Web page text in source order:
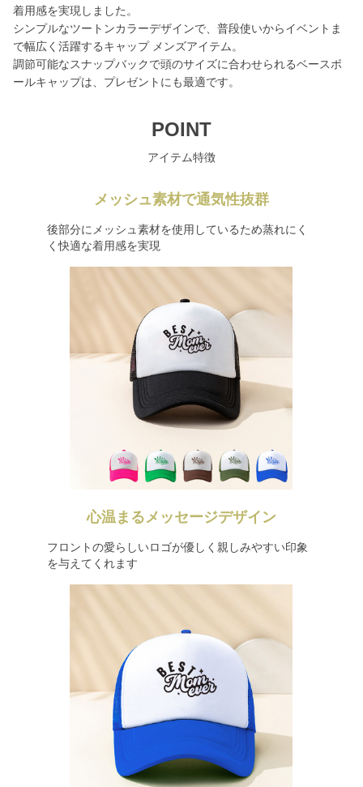
着用感を実現しました。
シンプルなツートンカラーデザインで、普段使いからイベントま
で幅広く活躍するキャップ メンズアイテム。
調節可能なスナップバックで頭のサイズに合わせられるベースボ
ールキャップは、プレゼントにも最適です。
POINT
アイテム特徴
メッシュ素材で通気性抜群
後部分にメッシュ素材を使用しているため蒸れにく
く快適な着用感を実現
心温まるメッセージデザイン
フロントの愛らしいロゴが優しく親しみやすい印象
を与えてくれます